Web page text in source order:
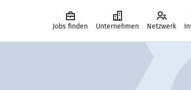
Jobs finden Unternehmen Netzwerk